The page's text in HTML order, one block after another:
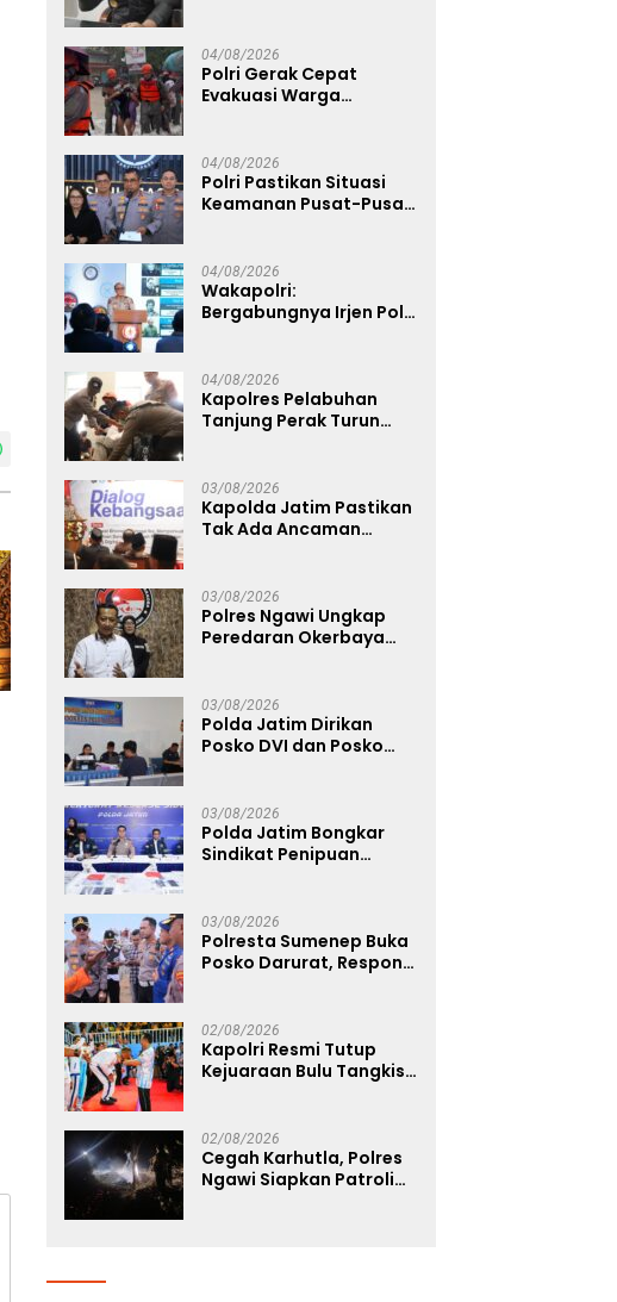
04/08/2026
Polri Gerak Cepat
Evakuasi Warga
04/08/2026
Polri Pastikan Situasi
Keamanan Pusat-Pusat
04/08/2026
Wakapolri:
Bergabungnya Irjen Pol.
Nasional Pusat Studi
Kepolisian
04/08/2026
Kapolres Pelabuhan
Tanjung Perak Turun
Kebakaran KM Mutiara
Sentosa 2 Berjalan
Maksimal
03/08/2026
Kapolda Jatim Pastikan
Tak Ada Ancaman
Percaya Hoaks
03/08/2026
Polres Ngawi Ungkap
Peredaran Okerbaya
03/08/2026
Polda Jatim Dirikan
Posko DVI dan Posko
Sentosa II
03/08/2026
Polda Jatim Bongkar
Sindikat Penipuan
Warga Binaan Lapas
Diamankan
03/08/2026
Polresta Sumenep Buka
Posko Darurat, Respon
Mutiara Sentosa 2
02/08/2026
Kapolri Resmi Tutup
Kejuaraan Bulu Tangkis
Polri Dukung Prestasi
Atlet Nasional
02/08/2026
Cegah Karhutla, Polres
Ngawi Siapkan Patroli